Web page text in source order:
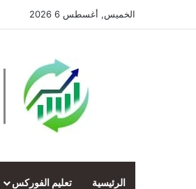
الخميس, أغسطس 6 2026
الرئيسية تعليم الفوركس